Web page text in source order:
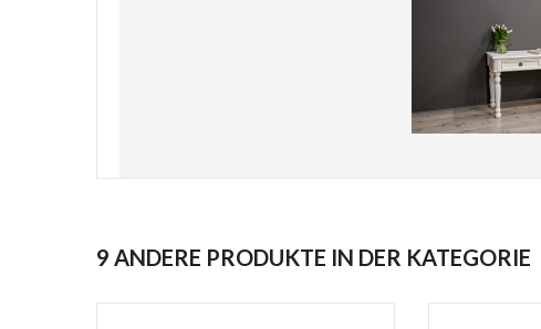
9 ANDERE PRODUKTE IN DER KATEGORIE